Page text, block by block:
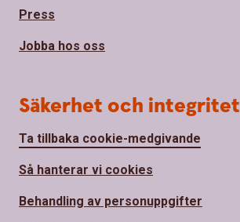
Press
Jobba hos oss
Säkerhet och integritet
Ta tillbaka cookie-medgivande
Så hanterar vi cookies
Behandling av personuppgifter